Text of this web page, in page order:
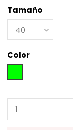
Tamaño
Color